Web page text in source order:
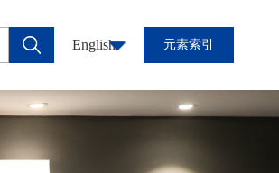
English 元素索引